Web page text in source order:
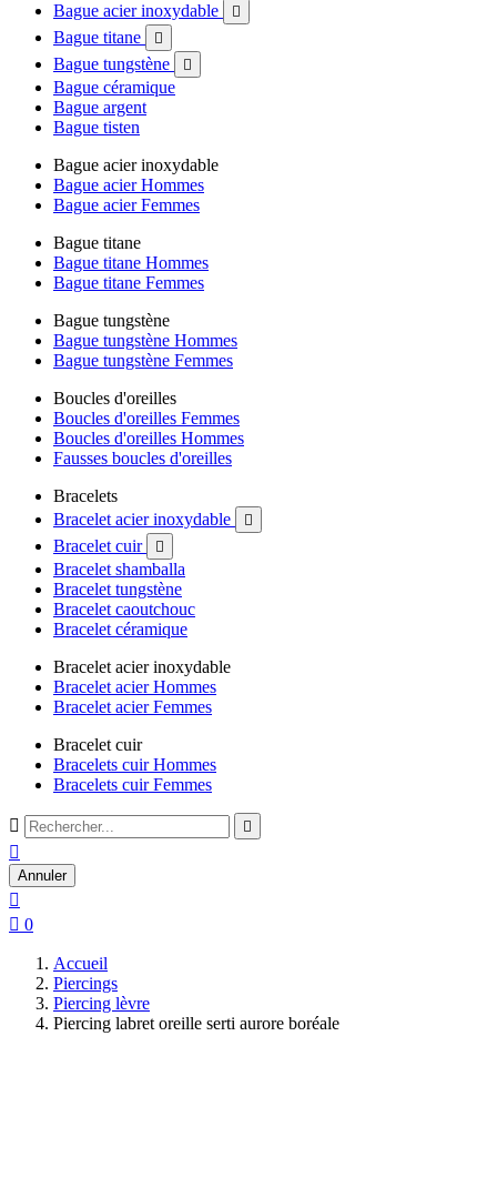
Bague acier inoxydable

Bague titane 
Bague tungstène 
Bague céramique
Bague argent
Bague tisten
Bague acier inoxydable
Bague acier Hommes
Bague acier Femmes
Bague titane
Bague titane Hommes
Bague titane Femmes
Bague tungstène
Bague tungstène Hommes
Bague tungstène Femmes
Boucles d'oreilles
Boucles d'oreilles Femmes
Boucles d'oreilles Hommes
Fausses boucles d'oreilles
Bracelets
Bracelet acier inoxydable

Bracelet cuir 
Bracelet shamballa
Bracelet tungstène
Bracelet caoutchouc
Bracelet céramique
Bracelet acier inoxydable
Bracelet acier Hommes
Bracelet acier Femmes
Bracelet cuir
Bracelets cuir Hommes
Bracelets cuir Femmes
 

Annuler

 0
Accueil
Piercings
Piercing lèvre
Piercing labret oreille serti aurore boréale